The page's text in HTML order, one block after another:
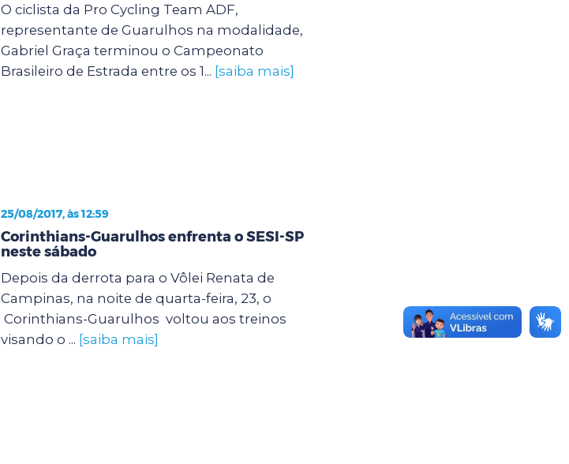
O ciclista da Pro Cycling Team ADF,
representante de Guarulhos na modalidade,
Gabriel Graça terminou o Campeonato
Brasileiro de Estrada entre os 1... [saiba mais]
25/08/2017, às 12:59
Corinthians-Guarulhos enfrenta o SESI-SP
neste sábado
Depois da derrota para o Vôlei Renata de
Campinas, na noite de quarta-feira, 23, o
Corinthians-Guarulhos voltou aos treinos
visando o ... [saiba mais]